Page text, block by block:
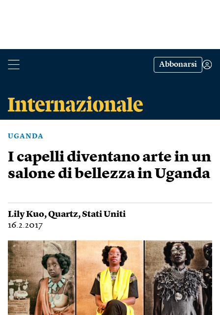
Abbonarsi
UGANDA
I capelli diventano arte in un
salone di bellezza in Uganda
Lily Kuo,Quartz,Stati Uniti
16.2.2017